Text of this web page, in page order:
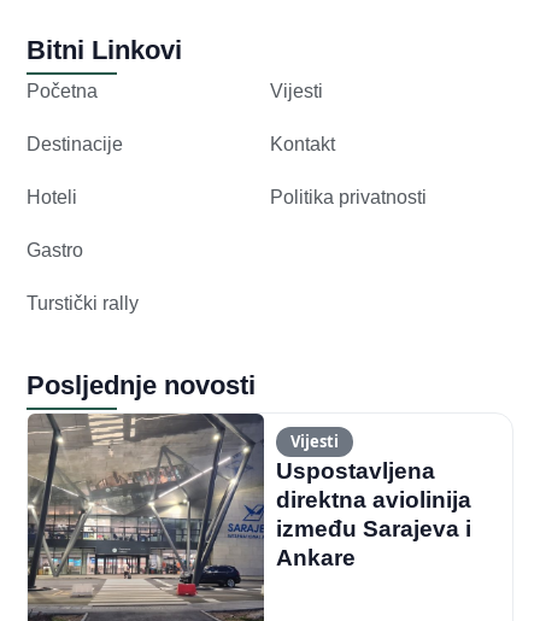
Bitni Linkovi
Početna
Destinacije
Hoteli
Gastro
Turstički rally
Vijesti
Kontakt
Politika privatnosti
Posljednje novosti
Vijesti
Uspostavljena
direktna aviolinija
između Sarajeva i
Ankare